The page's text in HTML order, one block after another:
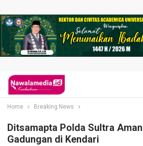
Home Breaking News
Ditsamapta Polda Sultra
Gadungan di Kendari